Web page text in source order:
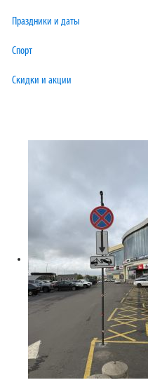
Праздники и даты
Спорт
Скидки и акции